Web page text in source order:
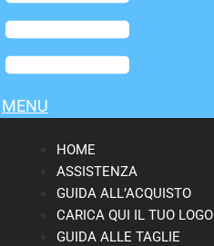
MENU
HOME
ASSISTENZA
GUIDA ALL’ACQUISTO
CARICA QUI IL TUO LOGO
GUIDA ALLE TAGLIE